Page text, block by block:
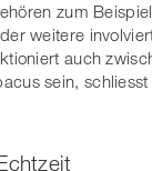
zum
weitere
auch
sein,